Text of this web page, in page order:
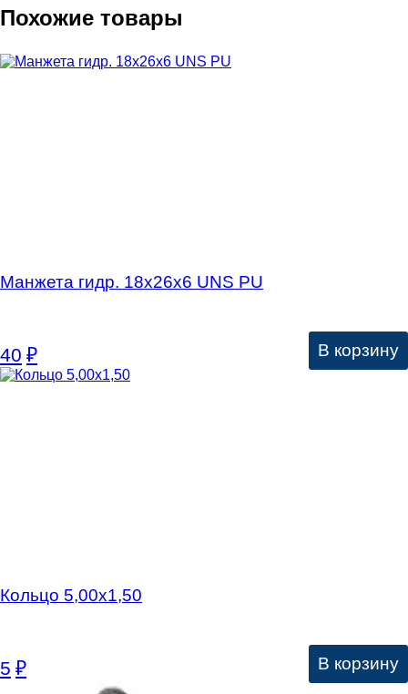
Похожие товары
Манжета гидр. 18х26х6 UNS PU
40 ₽ В корзину
Кольцо 5,00х1,50
5 ₽ В корзину